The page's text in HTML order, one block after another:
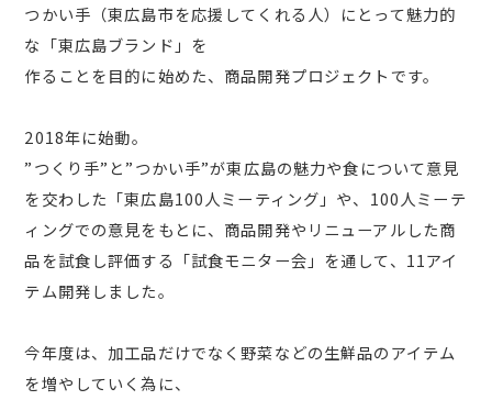
つかい手（東広島市を応援してくれる人）にとって魅力的
な「東広島ブランド」を
作ることを目的に始めた、商品開発プロジェクトです。
2018年に始動。
”つくり手”と”つかい手”が東広島の魅力や食について意見
を交わした「東広島100人ミーティング」や、100人ミーテ
ィングでの意見をもとに、商品開発やリニューアルした商
品を試食し評価する「試食モニター会」を通して、11アイ
テム開発しました。
今年度は、加工品だけでなく野菜などの生鮮品のアイテム
を増やしていく為に、